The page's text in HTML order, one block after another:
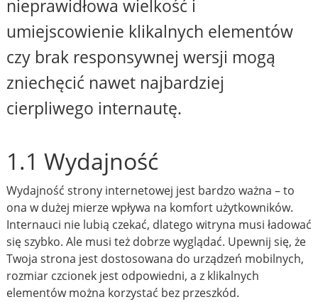
nieprawidłowa wielkość i
umiejscowienie klikalnych elementów
czy brak responsywnej wersji mogą
zniechęcić nawet najbardziej
cierpliwego internautę.
1.1 Wydajność
Wydajność strony internetowej jest bardzo ważna – to
ona w dużej mierze wpływa na komfort użytkowników.
Internauci nie lubią czekać, dlatego witryna musi ładować
się szybko. Ale musi też dobrze wyglądać. Upewnij się, że
Twoja strona jest dostosowana do urządzeń mobilnych,
rozmiar czcionek jest odpowiedni, a z klikalnych
elementów można korzystać bez przeszkód.